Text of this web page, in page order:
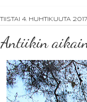
TIISTAI 4. HUHTIKUUTA 2017
Antiikin